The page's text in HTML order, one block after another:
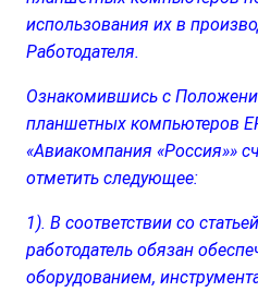
использования их в
Работодателя.
Ознакомившись с
планшетных компьютеров
«Авиакомпания «Россия»»
отметить следующее:
1). В соответствии со
работодатель обязан
оборудованием,